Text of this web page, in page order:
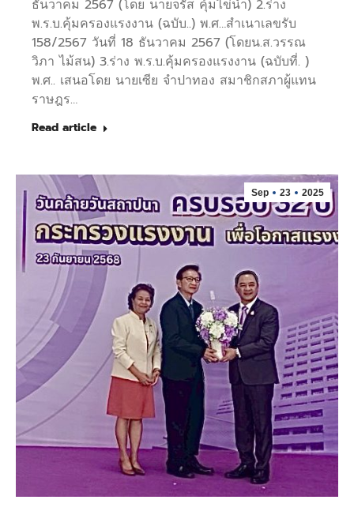
ธันวาคม 2567 (โดย นายจรัส คุ้มไข่น้ำ) 2.ร่าง
พ.ร.บ.คุ้มครองแรงงาน (ฉบับ..) พ.ศ…สำเนาเลขรับ
158/2567 วันที่ 18 ธันวาคม 2567 (โดยน.ส.วรรณ
วิภา ไม้สน) 3.ร่าง พ.ร.บ.คุ้มครองแรงงาน (ฉบับที่. )
พ.ศ.. เสนอโดย นายเซีย จำปาทอง สมาชิกสภาผู้แทน
ราษฎร…
Read article
Sep 23 2025